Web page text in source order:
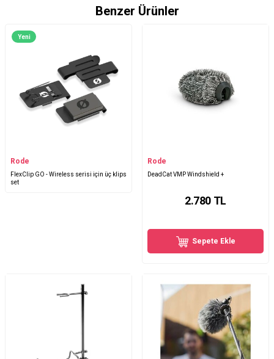
Benzer Ürünler
Yeni
Rode
FlexClip GO - Wireless serisi için üç klips
set
Rode
DeadCat VMP Windshield +
2.780 TL
Sepete Ekle